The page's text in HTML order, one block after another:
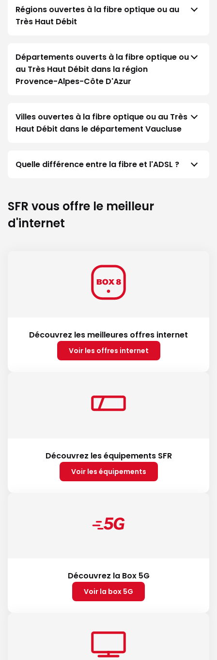
Régions ouvertes à la fibre optique ou au
Très Haut Débit
Départements ouverts à la fibre optique ou
au Très Haut Débit dans la région
Provence-Alpes-Côte D'Azur
Villes ouvertes à la fibre optique ou au Très
Haut Débit dans le département Vaucluse
Quelle différence entre la fibre et l'ADSL ?
SFR vous offre le meilleur
d'internet
Découvrez les meilleures offres internet
Voir les offres internet
Découvrez les équipements SFR
Voir les équipements
Découvrez la Box 5G
Voir la box 5G